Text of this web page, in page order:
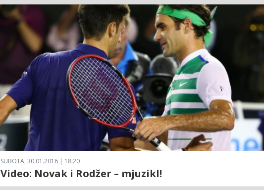
SUBOTA, 30.01.2016 | 18:20
Video: Novak i Rodžer – mjuzikl!